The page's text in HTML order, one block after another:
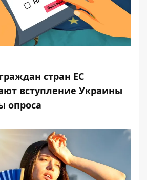
стран ЕС
вступление Украины
опроса